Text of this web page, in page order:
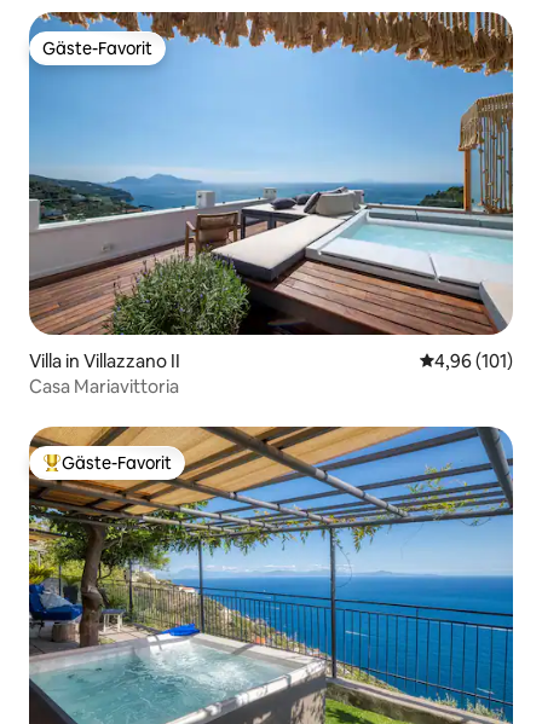
Gäste-Favorit
Gäste-Favorit
Villa in Villazzano II
4,96 (101)
Casa Mariavittoria
Beliebter Gäste-Favorit.
Gäste-Favorit